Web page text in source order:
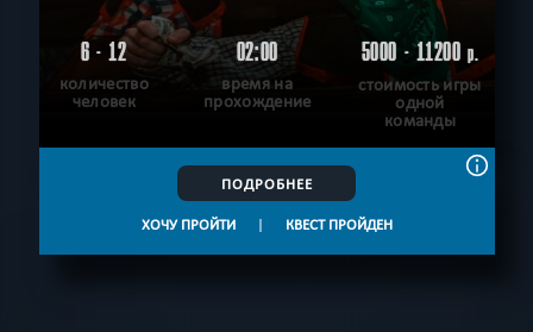
6 - 12
количество
человек
02:00
время на
прохождение
5000 - 11200р.
стоимость игры
одной
команды
ПОДРОБНЕЕ
ХОЧУ ПРОЙТИ | КВЕСТ ПРОЙДЕН